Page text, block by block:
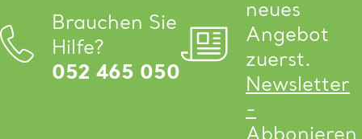
Brauchen Sie
Hilfe?
052 465 050
neues
Angebot
zuerst.
Newsletter
-
Abbonieren